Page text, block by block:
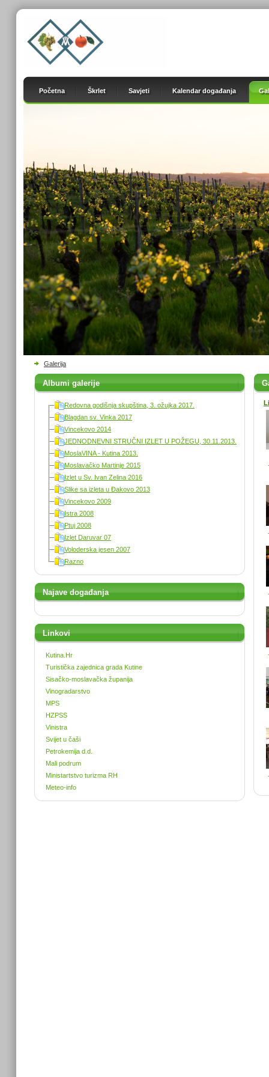
Početna Škrlet Savjeti Kalendar događanja
Galerija
Albumi galerije
Redovna godišnja skupština, 3. ožujka 2017.
Blagdan sv. Vinka 2017
Vincekovo 2014
JEDNODNEVNI STRUČNI IZLET U POŽEGU, 30.11.2013.
MoslaVINA - Kutina 2013.
Moslavačko Martinje 2015
Izlet u Sv. Ivan Zelina 2016
Slike sa izleta u Đakovo 2013
Vincekovo 2009
Istra 2008
Ptuj 2008
Izlet Daruvar 07
Voloderska jesen 2007
Razno
Najave događanja
Linkovi
Kutina.Hr
Turistička zajednica grada Kutine
Sisačko-moslavačka županija
Vinogradarstvo
MPS
HZPSS
Vinistra
Svijet u čaši
Petrokemija d.d.
Mali podrum
Ministartstvo turizma RH
Meteo-info